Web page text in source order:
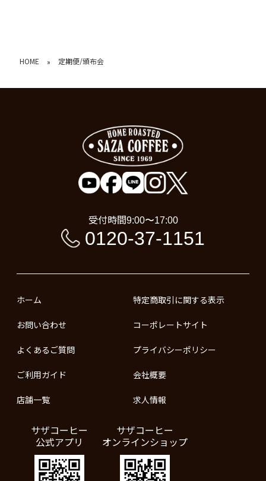
HOME » 定期便/頒布会
受付時間9:00〜17:00
0120-37-1151
ホーム
お問い合わせ
よくあるご質問
ご利用ガイド
店舗一覧
特定商取引に関する表示
コーポレートサイト
プライバシーポリシー
会社概要
求人情報
サザコーヒー
公式アプリ
サザコーヒー
オンラインショップ